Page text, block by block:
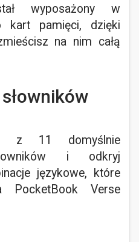
wyposażony w
kart pamięci, dzięki
na nim całą
z 11 domyślnie
i odkryj
językowe, które
PocketBook Verse